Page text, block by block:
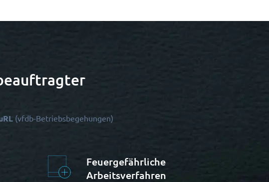
(vfdb-Betriebsbegehungen)
Feuergefährliche
Arbeitsverfahren